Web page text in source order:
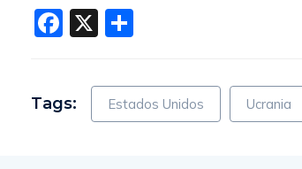
Facebook
X
Tags: Estados Unidos Ucrania